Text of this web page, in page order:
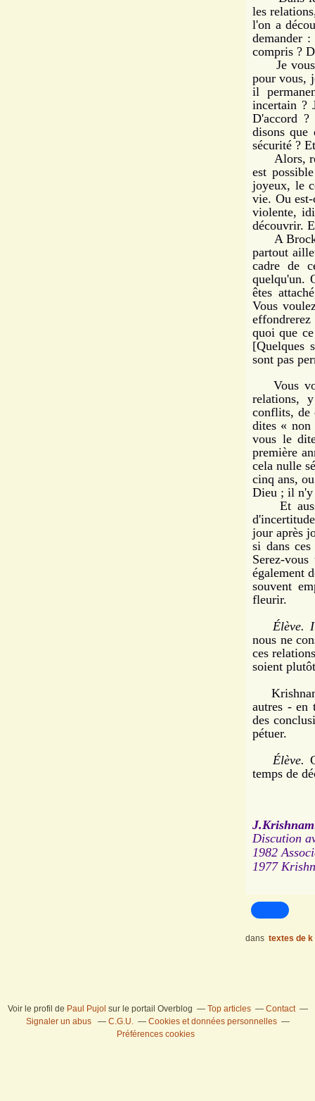
les
l'on a
demander
compris ?
Je vous
pour vous,
il
incertain ?
D'accord
disons
sécurité ?
Alors,
est
joyeux, le
vie. Ou
violente,
découvrir.
A
partout
cadre de
quelqu'un.
êtes
Vous
quoi que
[Quelques
sont pas
Vous
relations,
conflits, de
dites « non
vous le
première
cela nulle
cinq ans,
Dieu ; il n'y
Et aussi,
jour après
si dans
Serez-
également
souvent
fleurir.
Élève.
nous ne
ces
soient
autres - en
des
pétuer.
Élève.
temps de
Discution
1982
1977
dans textes de k
Voir le profil de Paul Pujol sur le portail Overblog Top articles
Contact
Signaler un abus
C.G.U.
Cookies et données personnelles
Préférences cookies